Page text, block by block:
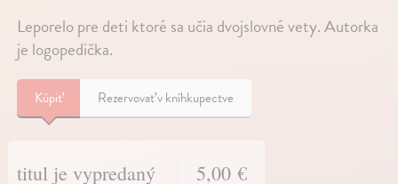
Leporelo pre deti ktoré sa učia dvojslovné vety. Autorka
je logopedička.
Kúpiť Rezervovať v kníhkupectve
titul je vypredaný 5,00 €